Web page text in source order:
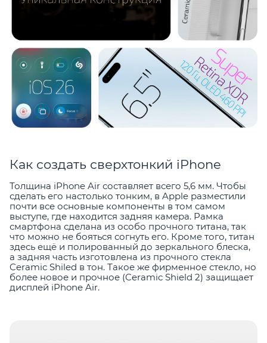
Как создать сверхтонкий iPhone
Толщина iPhone Air составляет всего 5,6 мм. Чтобы
сделать его настолько тонким, в Apple разместили
почти все основные компоненты в том самом
выступе, где находится задняя камера. Рамка
смартфона сделана из особо прочного титана, так
что можно не бояться согнуть его. Кроме того, титан
здесь ещё и полированный до зеркального блеска,
а задняя часть изготовлена из прочного стекла
Ceramic Shiled в тон. Такое же фирменное стекло, но
более новое и прочное (Ceramic Shield 2) защищает
дисплей iPhone Air.